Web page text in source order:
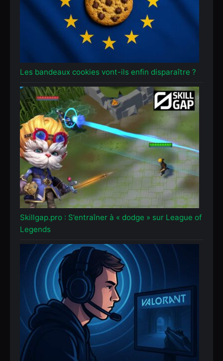
Les bandeaux cookies vont-ils enfin disparaître ?
Skillgap.pro : S’entraîner à « dodge » sur League of
Legends